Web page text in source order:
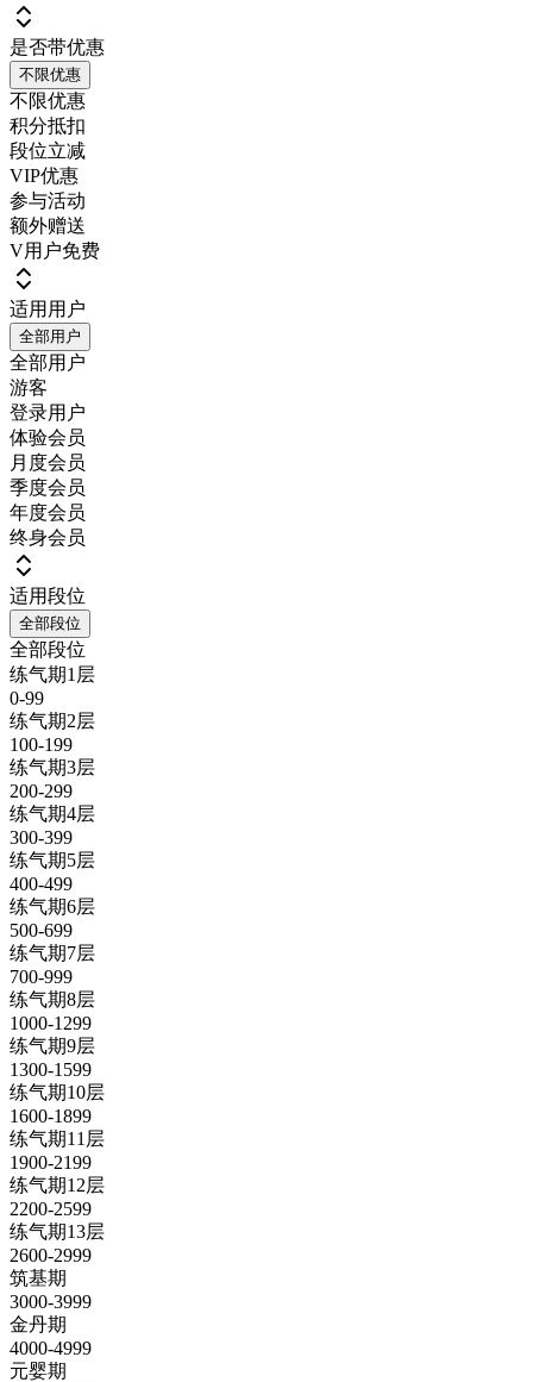
是否带优惠
不限优惠
不限优惠
积分抵扣
段位立减
VIP优惠
参与活动
额外赠送
V用户免费
适用用户
全部用户
全部用户
游客
登录用户
体验会员
月度会员
季度会员
年度会员
终身会员
适用段位
全部段位
全部段位
练气期1层
0-99
练气期2层
100-199
练气期3层
200-299
练气期4层
300-399
练气期5层
400-499
练气期6层
500-699
练气期7层
700-999
练气期8层
1000-1299
练气期9层
1300-1599
练气期10层
1600-1899
练气期11层
1900-2199
练气期12层
2200-2599
练气期13层
2600-2999
筑基期
3000-3999
金丹期
4000-4999
元婴期